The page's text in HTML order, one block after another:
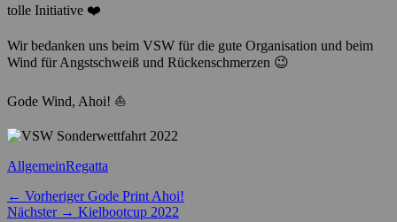
tolle Initiative ❤️
Wir bedanken uns beim VSW für die gute Organisation und beim
Wind für Angstschweiß und Rückenschmerzen 😉
Gode Wind, Ahoi! ⛵️
Kategorien
AllgemeinSchlagworte
Regatta
Beitragsnavigation
← Vorheriger Vorheriger
Beitrag:
Gode Print Ahoi!
Nächster → Nächster
Kielbootcup 2022